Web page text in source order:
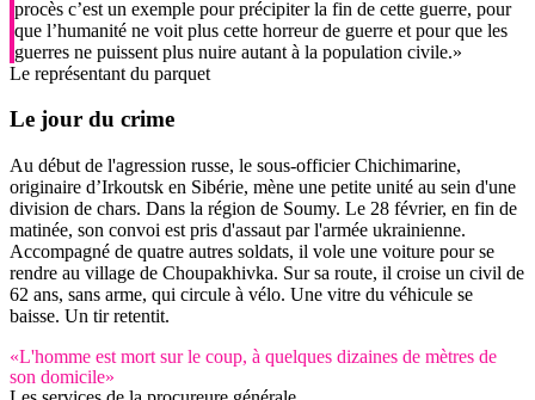
procès c’est un exemple pour précipiter la fin de cette guerre, pour
que l’humanité ne voit plus cette horreur de guerre et pour que les
guerres ne puissent plus nuire autant à la population civile.»
Le représentant du parquet
Le jour du crime
Au début de l'agression russe, le sous-officier Chichimarine,
originaire d’Irkoutsk en Sibérie, mène une petite unité au sein d'une
division de chars. Dans la région de Soumy. Le 28 février, en fin de
matinée, son convoi est pris d'assaut par l'armée ukrainienne.
Accompagné de quatre autres soldats, il vole une voiture pour se
rendre au village de Choupakhivka. Sur sa route, il croise un civil de
62 ans, sans arme, qui circule à vélo. Une vitre du véhicule se
baisse. Un tir retentit.
«L'homme est mort sur le coup, à quelques dizaines de mètres de
son domicile»